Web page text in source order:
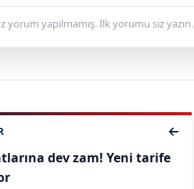
yorum yapılmamış. İlk yorumu siz yazın.
dev zam! Yeni tarife